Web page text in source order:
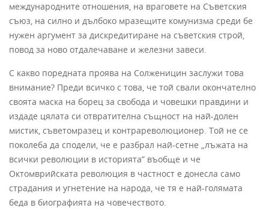
международните отношения, на враговете на Съветския
съюз, на силно и дълбоко мразещите комунизма среди бе
нужен аргумент за дискредитиране на съветския строй,
повод за ново отдалечаване и железни завеси.
С какво поредната проява на Солженицин заслужи това
внимание? Преди всичко с това, че той свали окончателно
своята маска на борец за свобода и човешки правдини и
издаде цялата си отвратителна същност на най-долен
мистик, съветомразец и контрареволюционер. Той не се
поколеба да сподели, че е разбрал най-сетне „лъжата на
всички революции в историята” въобще и че
Октомврийската революция в частност е донесла само
страдания и угнетение на народа, че тя е най-голямата
беда в биографията на човечеството.